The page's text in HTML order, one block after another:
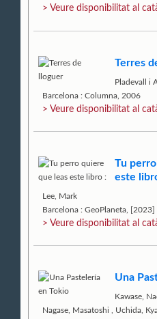
> Veure disponibilitat al
Terres
Pladevall i
Barcelona : Columna, 2006
> Veure disponibilitat al
Tu
este
Lee, Mark
Barcelona : GeoPlaneta, [2023]
> Veure disponibilitat al
Una
Kawase,
Nagase, Masatoshi
Uchida,